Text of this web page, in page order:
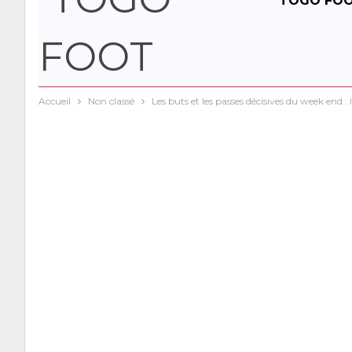
Accueil Non classé Les buts et les passes décisives du week end :